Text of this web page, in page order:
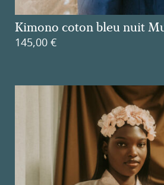
Kimono coton bleu nuit
145,00 €